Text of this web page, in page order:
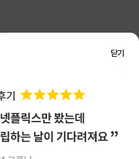
닫기
다.
를 위해 현금 결제 시, 저희 사이트에서 가입한
인